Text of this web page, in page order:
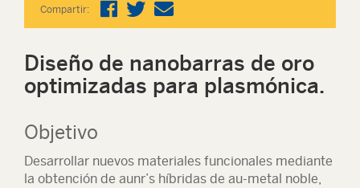
Compartir:
Diseño de nanobarras de oro
optimizadas para plasmónica.
Objetivo
Desarrollar nuevos materiales funcionales mediante
la obtención de aunr’s híbridas de au-metal noble,